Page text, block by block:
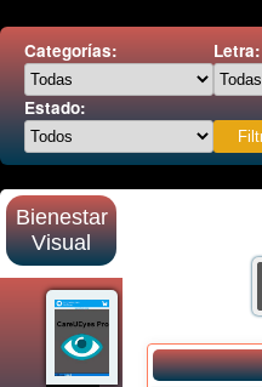
Categorías: Letra:
Estado:
Bienestar
Visual